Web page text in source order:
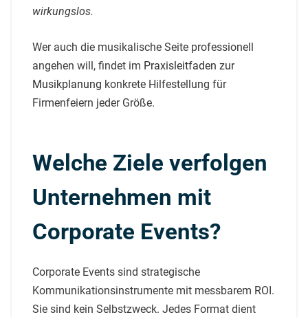
wirkungslos.
Wer auch die musikalische Seite professionell
angehen will, findet im Praxisleitfaden zur
Musikplanung konkrete Hilfestellung für
Firmenfeiern jeder Größe.
Welche Ziele verfolgen
Unternehmen mit
Corporate Events?
Corporate Events sind strategische
Kommunikationsinstrumente mit messbarem ROI.
Sie sind kein Selbstzweck. Jedes Format dient